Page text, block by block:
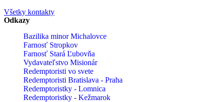
Všetky kontakty
Odkazy
Bazilika minor Michalovce
Farnosť Stropkov
Farnosť Stará Ľubovňa
Vydavateľstvo Misionár
Redemptoristi vo svete
Redemptoristi Bratislava - Praha
Redemptoristky - Lomnica
Redemptoristky - Kežmarok